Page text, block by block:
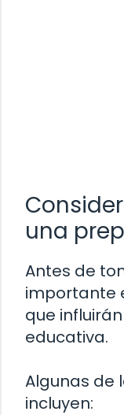
una
Antes de
importante
que
educativa.
Algunas de
incluyen: